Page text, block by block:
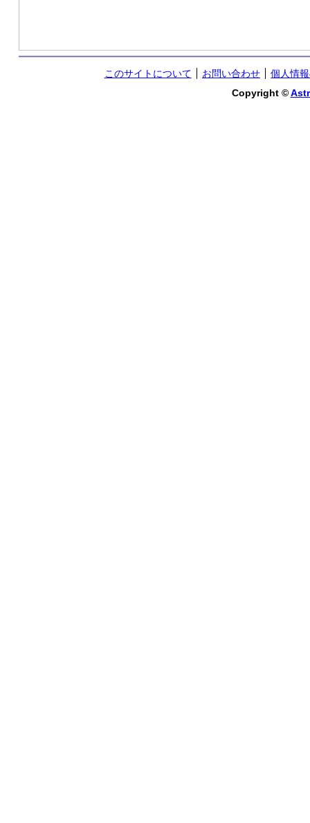
このサイトについて お問い合わせ
個人情
Copyright ©